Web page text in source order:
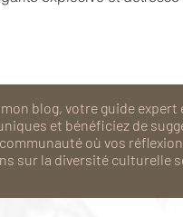
blog, votre guide expert
et bénéficiez de
où vos
sur la diversité culturelle